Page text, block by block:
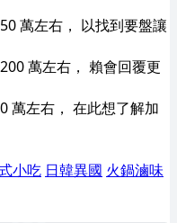
萬左右， 以找到要盤讓
萬左右， 賴會回覆更
萬左右， 在此想了解加
小吃 日韓異國 火鍋滷味